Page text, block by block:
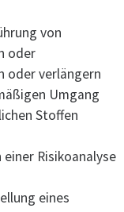
von
oder
oder verlängern
Umgang
Stoffen
Risikoanalyse
eines